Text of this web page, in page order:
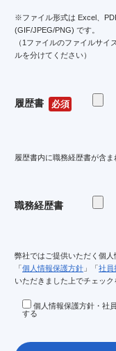
※ファイル形式は Excel、
(GIF/JPEG/PNG) です。
（1ファイルのファイルサイ
ルを分けてください）
履歴書 必須
履歴書内に職務経歴書が含
職務経歴書
弊社ではご提供いただく個人
「個人情報保護方針 」「社員
いただきました上でチェック
個人情報保護方針・社
する